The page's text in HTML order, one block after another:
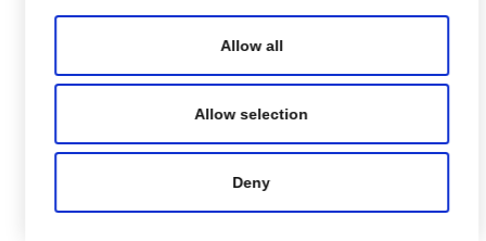
Allow all
Allow selection
Deny